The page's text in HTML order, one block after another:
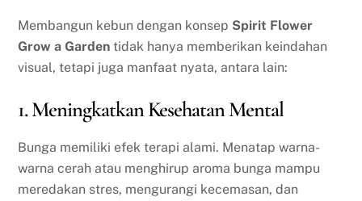
Membangun kebun dengan konsep Spirit Flower
Grow a Garden tidak hanya memberikan keindahan
visual, tetapi juga manfaat nyata, antara lain:
1. Meningkatkan Kesehatan Mental
Bunga memiliki efek terapi alami. Menatap warna-
warna cerah atau menghirup aroma bunga mampu
meredakan stres, mengurangi kecemasan, dan